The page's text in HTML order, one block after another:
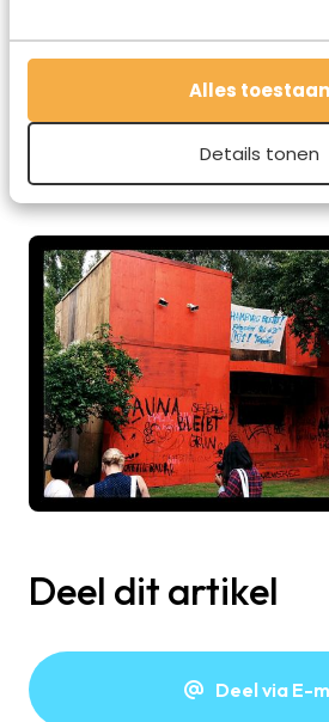
Alles toestaan
Details tonen
En soms zijn er van die kleine
zien door even op de wip te gaan
Deel dit artikel
Deel via E-